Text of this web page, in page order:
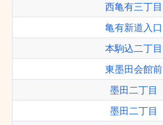
西亀有三丁目
亀有新道入口
本駒込二丁目
東墨田会館前
墨田二丁目
墨田二丁目